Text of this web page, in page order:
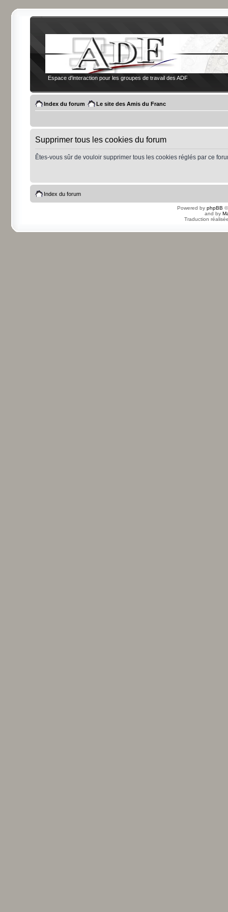
Espace d'interaction pour les groupes de travail des ADF
Index du forum Le site des Amis du Franc
Supprimer tous les cookies du forum
Êtes-vous sûr de vouloir supprimer tous les cookies réglés par ce
Index du forum
Powered by phpBB
and by
Traduction